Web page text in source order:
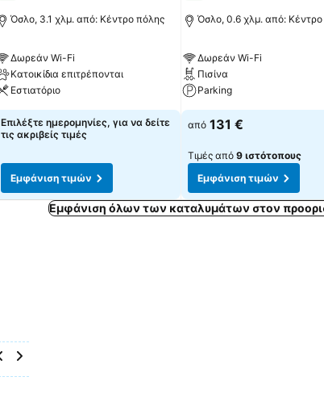
Όσλο, 3.1 χλμ. από: Κέντρο πόλης
Δωρεάν Wi-Fi
Κατοικίδια επιτρέπονται
Εστιατόριο
Επιλέξτε ημερομηνίες, για να δείτε
τις ακριβείς τιμές
Εμφάνιση τιμών
Όσλο, 0.6 χλμ. από:
Δωρεάν Wi-Fi
Πισίνα
Parking
από 131 €
Τιμές από 9 ιστότοπους
Εμφάνιση τιμών
Εμφάνιση όλων των καταλυμάτων στον